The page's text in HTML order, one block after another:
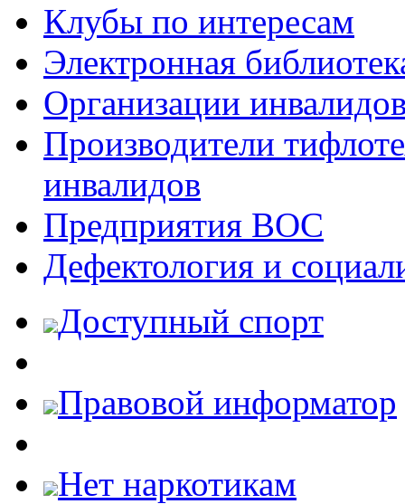
Клубы по интересам
Электронная
Организации
Производители
инвалидов
Предприятия ВОС
Дефектология и
Доступный спорт
Правовой информатор
Нет наркотикам